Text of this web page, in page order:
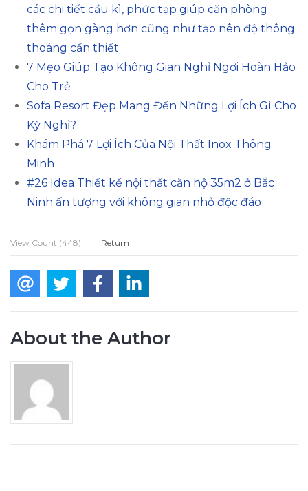
các chi tiết cầu kì, phức tạp giúp căn phòng
thêm gọn gàng hơn cũng như tạo nên độ thông
thoáng cần thiết
7 Mẹo Giúp Tạo Không Gian Nghỉ Ngơi Hoàn Hảo
Cho Trẻ
Sofa Resort Đẹp Mang Đến Những Lợi Ích Gì Cho
Kỳ Nghỉ?
Khám Phá 7 Lợi Ích Của Nội Thất Inox Thông
Minh
#26 Idea Thiết kế nội thất căn hộ 35m2 ở Bắc
Ninh ấn tượng với không gian nhỏ độc đáo
View Count (448) | Return
About the Author